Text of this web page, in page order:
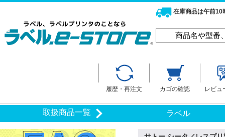
在庫商品は午前10
履歴・再注文 カゴの確認 レビュ
取扱商品一覧 ラベル